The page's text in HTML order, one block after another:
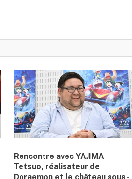
Rencontre avec YAJIMA
Tetsuo, réalisateur de
Doraemon et le château sous-